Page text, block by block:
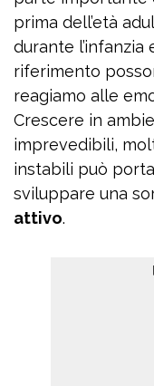
prima dell’età
durante
riferimento
reagiamo alle
Crescere in
imprevedibili,
instabili può
sviluppare una
attivo.